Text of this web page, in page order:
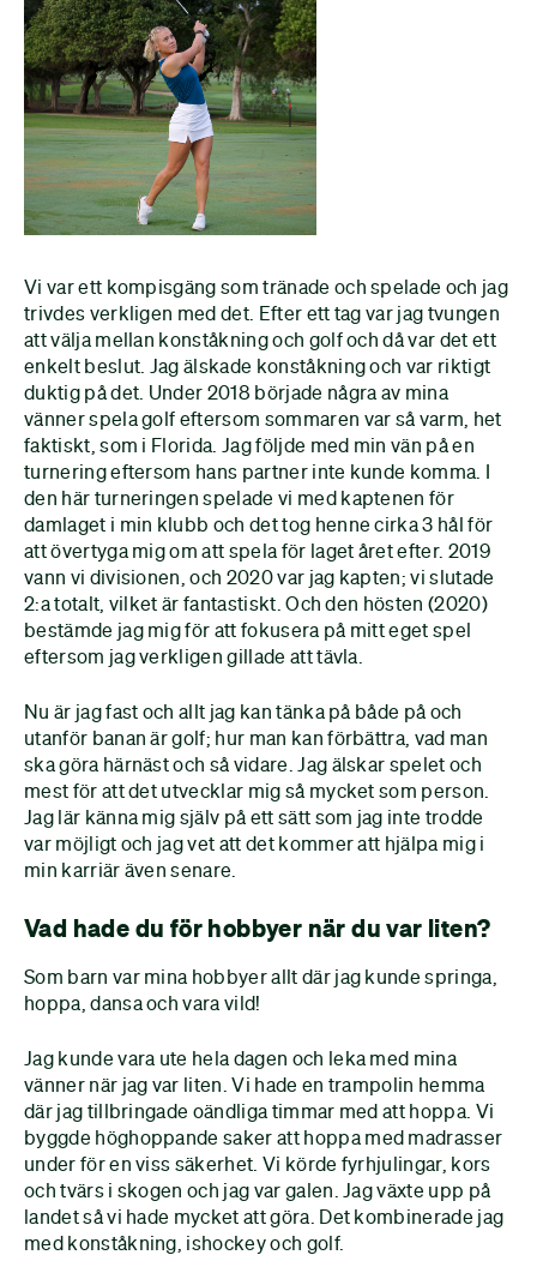
Vi var ett kompisgäng som tränade och spelade och jag
trivdes verkligen med det. Efter ett tag var jag tvungen
att välja mellan konståkning och golf och då var det ett
enkelt beslut. Jag älskade konståkning och var riktigt
duktig på det. Under 2018 började några av mina
vänner spela golf eftersom sommaren var så varm, het
faktiskt, som i Florida. Jag följde med min vän på en
turnering eftersom hans partner inte kunde komma. I
den här turneringen spelade vi med kaptenen för
damlaget i min klubb och det tog henne cirka 3 hål för
att övertyga mig om att spela för laget året efter. 2019
vann vi divisionen, och 2020 var jag kapten; vi slutade
2:a totalt, vilket är fantastiskt. Och den hösten (2020)
bestämde jag mig för att fokusera på mitt eget spel
eftersom jag verkligen gillade att tävla.
Nu är jag fast och allt jag kan tänka på både på och
utanför banan är golf; hur man kan förbättra, vad man
ska göra härnäst och så vidare. Jag älskar spelet och
mest för att det utvecklar mig så mycket som person.
Jag lär känna mig själv på ett sätt som jag inte trodde
var möjligt och jag vet att det kommer att hjälpa mig i
min karriär även senare.
Vad hade du för hobbyer när du var liten?
Som barn var mina hobbyer allt där jag kunde springa,
hoppa, dansa och vara vild!
Jag kunde vara ute hela dagen och leka med mina
vänner när jag var liten. Vi hade en trampolin hemma
där jag tillbringade oändliga timmar med att hoppa. Vi
byggde höghoppande saker att hoppa med madrasser
under för en viss säkerhet. Vi körde fyrhjulingar, kors
och tvärs i skogen och jag var galen. Jag växte upp på
landet så vi hade mycket att göra. Det kombinerade jag
med konståkning, ishockey och golf.